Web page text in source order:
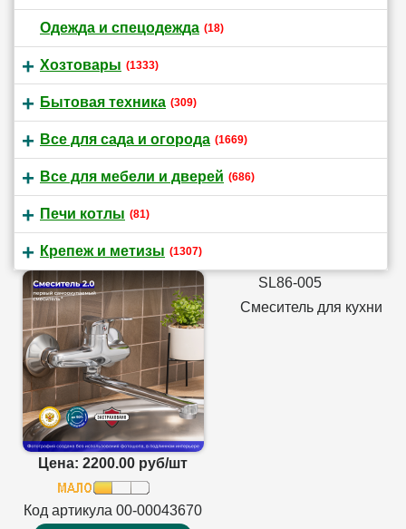
Одежда и спецодежда (18)
Хозтовары (1333)
Бытовая техника (309)
Все для сада и огорода (1669)
Все для мебели и дверей (686)
Печи котлы (81)
Крепеж и метизы (1307)
Цена: 2200.00 руб/шт
Код артикула 00-00043670
SL86-005
Смеситель для кухни